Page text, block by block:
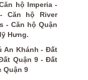
hộ Imperia -
Căn hộ River
- Căn hộ Quận
Hưng.
An Khánh - Đất
Quận 9 - Đất
Quận 9